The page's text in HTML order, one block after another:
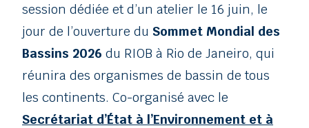
session dédiée et d’un atelier le 16 juin, le
jour de l’ouverture du Sommet Mondial des
Bassins 2026 du RIOB à Rio de Janeiro, qui
réunira des organismes de bassin de tous
les continents. Co-organisé avec le
Secrétariat d’État à l’Environnement et à